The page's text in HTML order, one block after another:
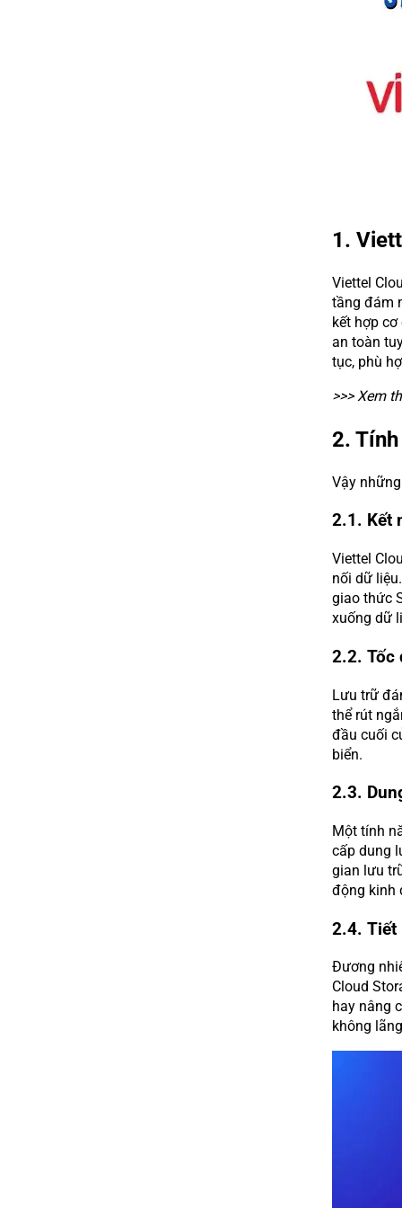
1.
Viettel
tầng đám
kết hợp
an toàn
tục, phù
>>> Xem
2.
Vậy
2.1. Kết
Viettel
nối dữ
giao thức
xuống dữ
2.2. Tốc
Lưu trữ
thể rút
đầu cuối
biển.
2.3.
Một tính
cấp dung
gian lưu
động kinh
2.4. Tiết
Đương
Cloud
hay nâng
không